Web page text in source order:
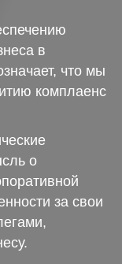
в
что мы
комплаенс
о
за свои